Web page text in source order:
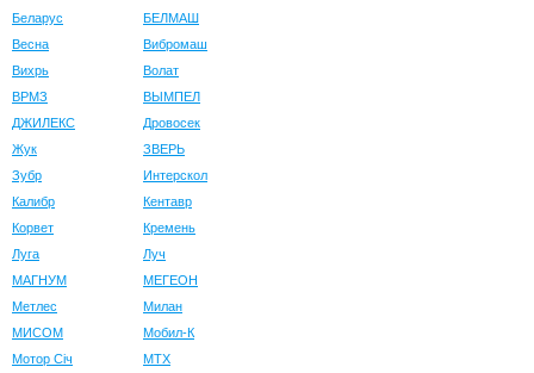
Беларус
БЕЛМАШ
Весна
Вибромаш
Вихрь
Волат
ВРМЗ
ВЫМПЕЛ
ДЖИЛЕКС
Дровосек
Жук
ЗВЕРЬ
Зубр
Интерскол
Калибр
Кентавр
Корвет
Кремень
Луга
Луч
МАГНУМ
МЕГЕОН
Метлес
Милан
МИСОМ
Мобил-К
Мотор Сiч
МТХ